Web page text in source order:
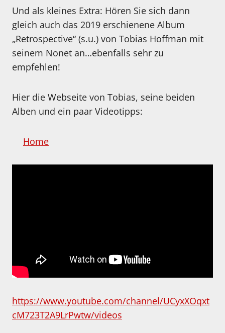
Und als kleines Extra: Hören Sie sich dann
gleich auch das 2019 erschienene Album
„Retrospective“ (s.u.) von Tobias Hoffman mit
seinem Nonet an…ebenfalls sehr zu
empfehlen!
Hier die Webseite von Tobias, seine beiden
Alben und ein paar Videotipps:
Home
https://www.youtube.com/channel/UCyxXOqxt
cM723T2A9LrPwtw/videos